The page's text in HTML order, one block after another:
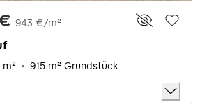
943 €/m²
m² · 915 m² Grundstück